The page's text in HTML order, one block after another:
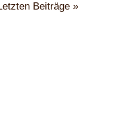
Beiträge »